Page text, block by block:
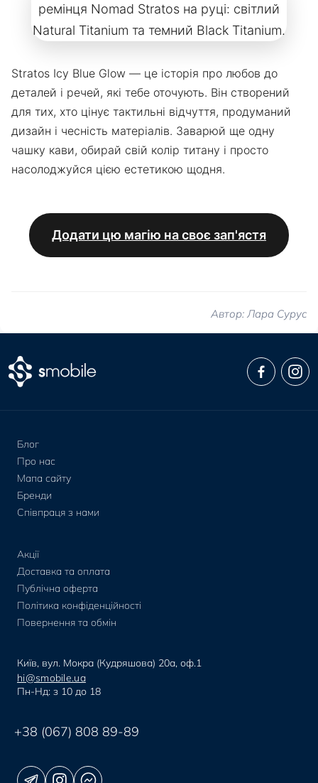
Stratos Icy Blue Glow — це історія про любов до
деталей і речей, які тебе оточують. Він створений
для тих, хто цінує тактильні відчуття, продуманий
дизайн і чесність матеріалів. Заварюй ще одну
чашку кави, обирай свій колір титану і просто
насолоджуйся цією естетикою щодня.
Додати цю магію на своє зап'ястя
Автор: Лара Сурус
Блог
Про нас
Мапа сайту
Бренди
Співпраця з нами
Акції
Доставка та оплата
Публічна оферта
Політика конфіденційності
Повернення та обмін
Київ, вул. Мокра (Кудряшова) 20а, оф.1
hi@smobile.ua
Пн-Нд: з 10 до 18
+38 (067) 808 89-89